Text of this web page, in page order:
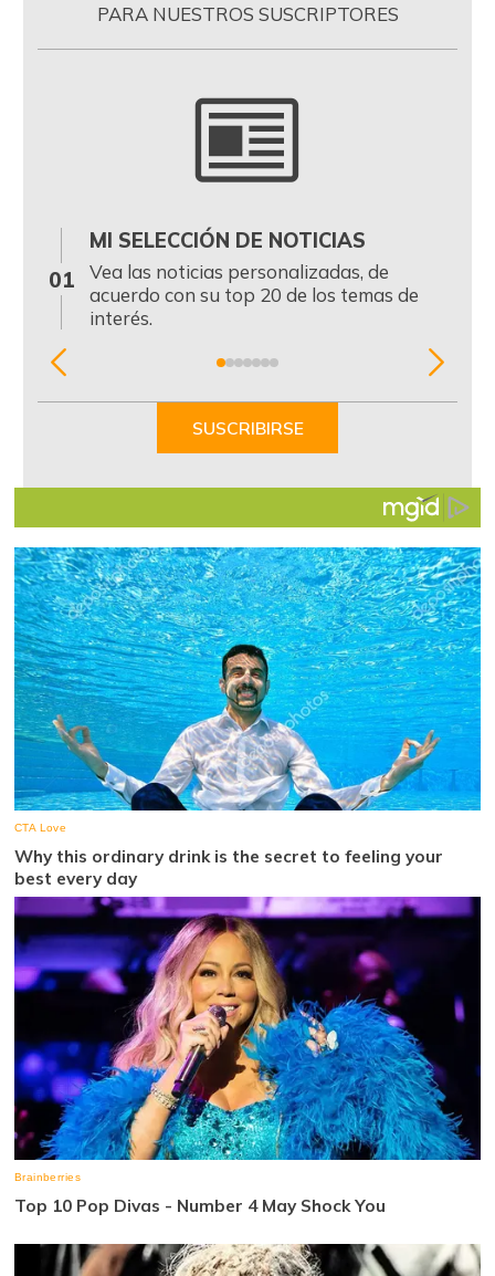
PARA NUESTROS SUSCRIPTORES
01
MI SELECCIÓN DE NOTICIAS
Vea las noticias personalizadas, de
acuerdo con su top 20 de los temas de
interés.
Item
SUSCRIBIRSE